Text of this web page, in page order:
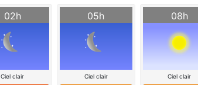
02h
Ciel clair
05h
Ciel clair
08h
Ciel clair